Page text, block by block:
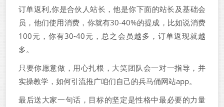
订单返利,你是合伙人站长，他是你下面的站长及基础会
员，他们使用消费，你就有30-40%的提成，比如说消费
100元，你有30-40元，总之会员越多，订单返现就越
多。
只要你愿意做，用心扎根，大笑团队会一对一指导，并
实操教学，如何引流推广咱们自己的兵马俑网站app。
最后送大家一句话，目标的坚定是性格中最必要的力量